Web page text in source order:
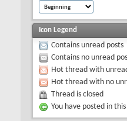
Icon Legend
Contains unread posts
Contains no unread
Hot thread with
Hot thread with no
Thread is closed
You have posted in